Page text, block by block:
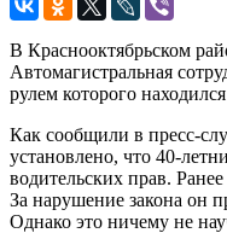
В Краснооктябрьском
Автомагистральная
рулем которого
Как сообщили в пресс-
установлено, что 40-
водительских прав.
За нарушение закона он
Однако это ничему не